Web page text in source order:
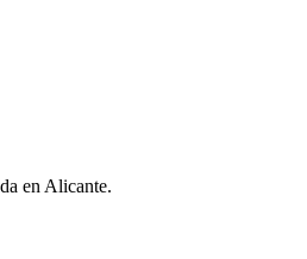
en Alicante.